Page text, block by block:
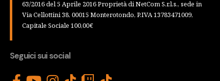
63/2016 del 5 Aprile 2016 Proprietà di NetCom S.r.l.s., sede in
Via Cellottini 38, 00015 Monterotondo, P.IVA 13783471009,
Capitale Sociale 100,00€
Seguici sui social